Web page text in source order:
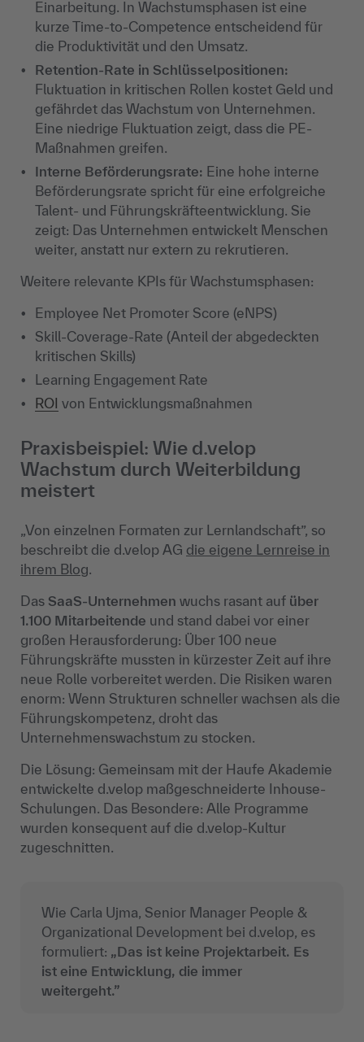
Einarbeitung. In Wachstumsphasen ist eine
kurze Time-to-Competence entscheidend für
die Produktivität und den Umsatz.
Retention-Rate in Schlüsselpositionen:
Fluktuation in kritischen Rollen kostet Geld und
gefährdet das Wachstum von Unternehmen.
Eine niedrige Fluktuation zeigt, dass die PE-
Maßnahmen greifen.
Interne Beförderungsrate: Eine hohe interne
Beförderungsrate spricht für eine erfolgreiche
Talent- und Führungskräfteentwicklung. Sie
zeigt: Das Unternehmen entwickelt Menschen
weiter, anstatt nur extern zu rekrutieren.
Weitere relevante KPIs für Wachstumsphasen:
Employee Net Promoter Score (eNPS)
Skill-Coverage-Rate (Anteil der abgedeckten
kritischen Skills)
Learning Engagement Rate
ROI von Entwicklungsmaßnahmen
Praxisbeispiel: Wie d.velop
Wachstum durch Weiterbildung
meistert
„Von einzelnen Formaten zur Lernlandschaft”, so
beschreibt die d.velop AG die eigene Lernreise in
ihrem Blog.
Das SaaS-Unternehmen wuchs rasant auf über
1.100 Mitarbeitende und stand dabei vor einer
großen Herausforderung: Über 100 neue
Führungskräfte mussten in kürzester Zeit auf ihre
neue Rolle vorbereitet werden. Die Risiken waren
enorm: Wenn Strukturen schneller wachsen als die
Führungskompetenz, droht das
Unternehmenswachstum zu stocken.
Die Lösung: Gemeinsam mit der Haufe Akademie
entwickelte d.velop maßgeschneiderte Inhouse-
Schulungen. Das Besondere: Alle Programme
wurden konsequent auf die d.velop-Kultur
zugeschnitten.
Wie Carla Ujma, Senior Manager People &
Organizational Development bei d.velop, es
formuliert: „Das ist keine Projektarbeit. Es
ist eine Entwicklung, die immer
weitergeht.”